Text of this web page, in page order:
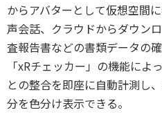
からアバターとして仮想空間
声会話、クラウドからダウン
査報告書などの書類データの確
「xRチェッカー」の機能によ
との整合を即座に自動計測し
分を色分け表示できる。